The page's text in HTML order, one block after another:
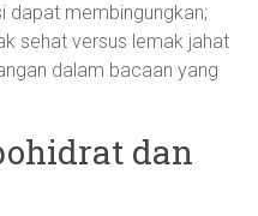
dapat membingungkan;
sehat versus lemak jahat
dalam bacaan yang
dan